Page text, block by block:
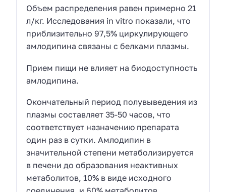
Объем распределения равен примерно 21
л/кг. Исследования in vitro показали, что
приблизительно 97,5% циркулирующего
амлодипина связаны с белками плазмы.
Прием пищи не влияет на биодоступность
амлодипина.
Окончательный период полувыведения из
плазмы составляет 35-50 часов, что
соответствует назначению препарата
один раз в сутки. Амлодипин в
значительной степени метаболизируется
в печени до образования неактивных
метаболитов, 10% в виде исходного